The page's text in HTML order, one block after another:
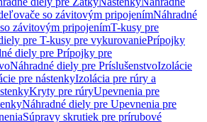
so závitovým pripojenímNáhradné
závitovým pripojenímT-kusy pre
pre T-kusy pre vykurovaniePrípojky
diely pre Prípojky pre
Náhradné diely pre PríslušenstvoIzolácie
pre nástenkyIzolácia pre rúry a
Kryty pre rúryUpevnenia pre
Náhradné diely pre Upevnenia pre
Súpravy skrutiek pre prírubové